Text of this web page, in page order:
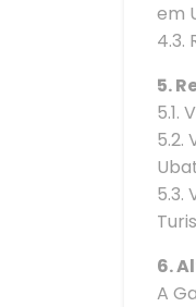
em
4.3.
5.
5.1.
5.2.
5.3.
6.
A